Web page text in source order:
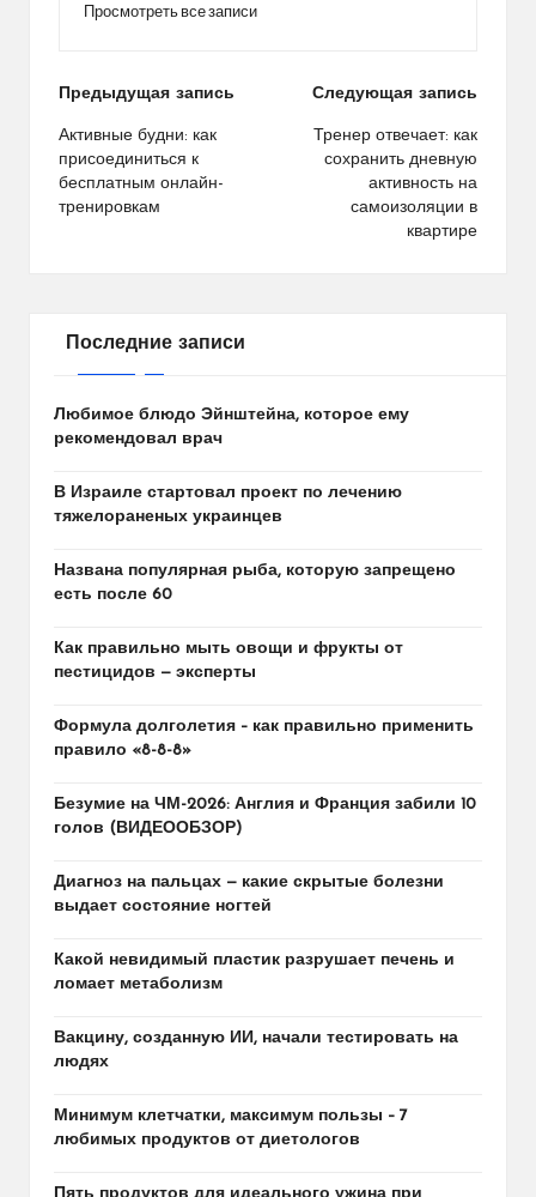
Просмотреть все записи
Навигация
по
записям
Предыдущая запись
Активные будни: как
присоединиться к
бесплатным онлайн-
тренировкам
Следующая запись
Тренер отвечает: как
сохранить дневную
активность на
самоизоляции в
квартире
Последние записи
Любимое блюдо Эйнштейна, которое ему
рекомендовал врач
В Израиле стартовал проект по лечению
тяжелораненых украинцев
Названа популярная рыба, которую запрещено
есть после 60
Как правильно мыть овощи и фрукты от
пестицидов — эксперты
Формула долголетия – как правильно применить
правило «8-8-8»
Безумие на ЧМ-2026: Англия и Франция забили 10
голов (ВИДЕООБЗОР)
Диагноз на пальцах — какие скрытые болезни
выдает состояние ногтей
Какой невидимый пластик разрушает печень и
ломает метаболизм
Вакцину, созданную ИИ, начали тестировать на
людях
Минимум клетчатки, максимум пользы – 7
любимых продуктов от диетологов
Пять продуктов для идеального ужина при